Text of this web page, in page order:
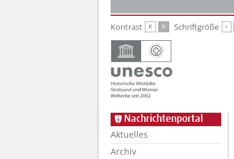
Kontrast K K Schriftgröße K
Nachrichtenportal
Aktuelles
Archiv